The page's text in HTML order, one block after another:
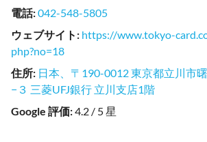
電話:042-548-5805
ウェブサイト : https://www.tokyo-
php?no=18
住所: 日本、〒190-0012 東京都立川市
−３ 三菱UFJ銀行 立川支店1階
Google 評価:4.2 / 5 星